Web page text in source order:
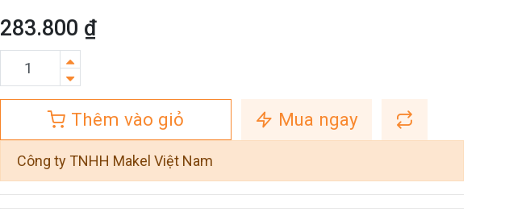
283.800 ₫
Thêm vào giỏ Mua ngay
Công ty TNHH Makel Việt Nam